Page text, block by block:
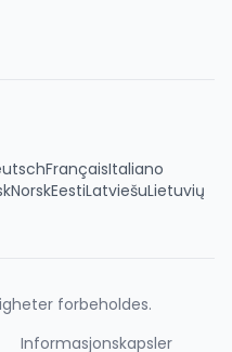
FrançaisItaliano
NorskEestiLatviešuLietuvių
forbeholdes.
Informasjonskapsler